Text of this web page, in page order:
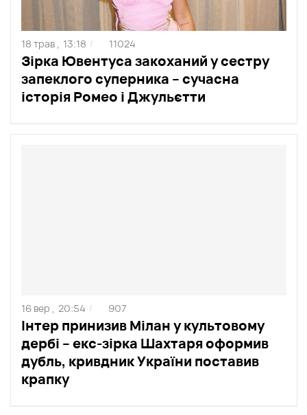
Зірка Ювентуса закоханий у сестру
запеклого суперника – сучасна
історія Ромео і Джульєтти
18 трав , 13:18 / 11024
Інтер принизив Мілан у культовому
дербі – екс-зірка Шахтаря оформив
дубль, кривдник України поставив
крапку
16 вер , 20:54 / 907